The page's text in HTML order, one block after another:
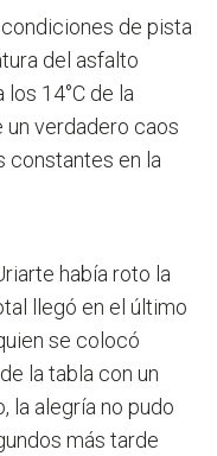
de pista
del asfalto
14°C de la
un verdadero caos
constantes en la
había roto la
llegó en el último
se colocó
la tabla con un
la alegría no pudo
más tarde